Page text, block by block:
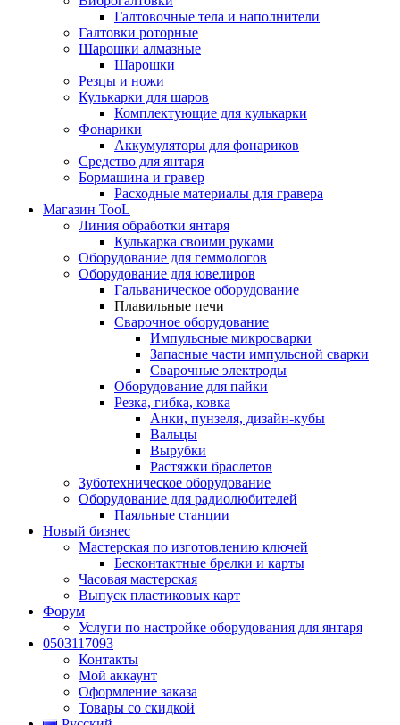
Галтовочные тела и наполнители
Галтовки роторные
Шарошки алмазные
Шарошки
Резцы и ножи
Кулькарки для шаров
Комплектующие для кулькарки
Фонарики
Аккумуляторы для фонариков
Средство для янтаря
Бормашина и гравер
Расходные материалы для гравера
Магазин TooL
Линия обработки янтаря
Кулькарка своими руками
Оборудование для геммологов
Оборудование для ювелиров
Гальваническое оборудование
Плавильные печи
Сварочное оборудование
Импульсные микросварки
Запасные части импульсной сварки
Сварочные электроды
Оборудование для пайки
Резка, гибка, ковка
Анки, пунзеля, дизайн-кубы
Вальцы
Вырубки
Растяжки браслетов
Зуботехническое оборудование
Оборудование для радиолюбителей
Паяльные станции
Новый бизнес
Мастерская по изготовлению ключей
Бесконтактные брелки и карты
Часовая мастерская
Выпуск пластиковых карт
Форум
Услуги по настройке оборудования для янтаря
0503117093
Контакты
Мой аккаунт
Оформление заказа
Товары со скидкой